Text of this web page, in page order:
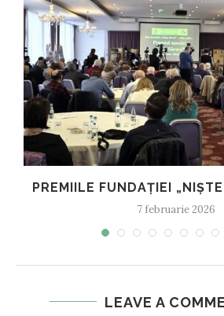
PREMIILE FUNDAȚIEI
7 februarie 2026
LEAVE A